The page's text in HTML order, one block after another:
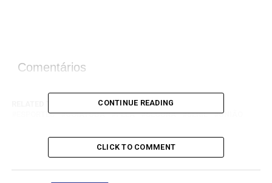
Comentários
DESTAQUE DIANTE
ESPORTES
GOIATUBA PELA SEGURA SÉRIE UNIÃO
Gama derrota o Luverdense na 6ª rodada da Série D e
mantém invencibilidade
CONTINUE READING
CLICK TO COMMENT